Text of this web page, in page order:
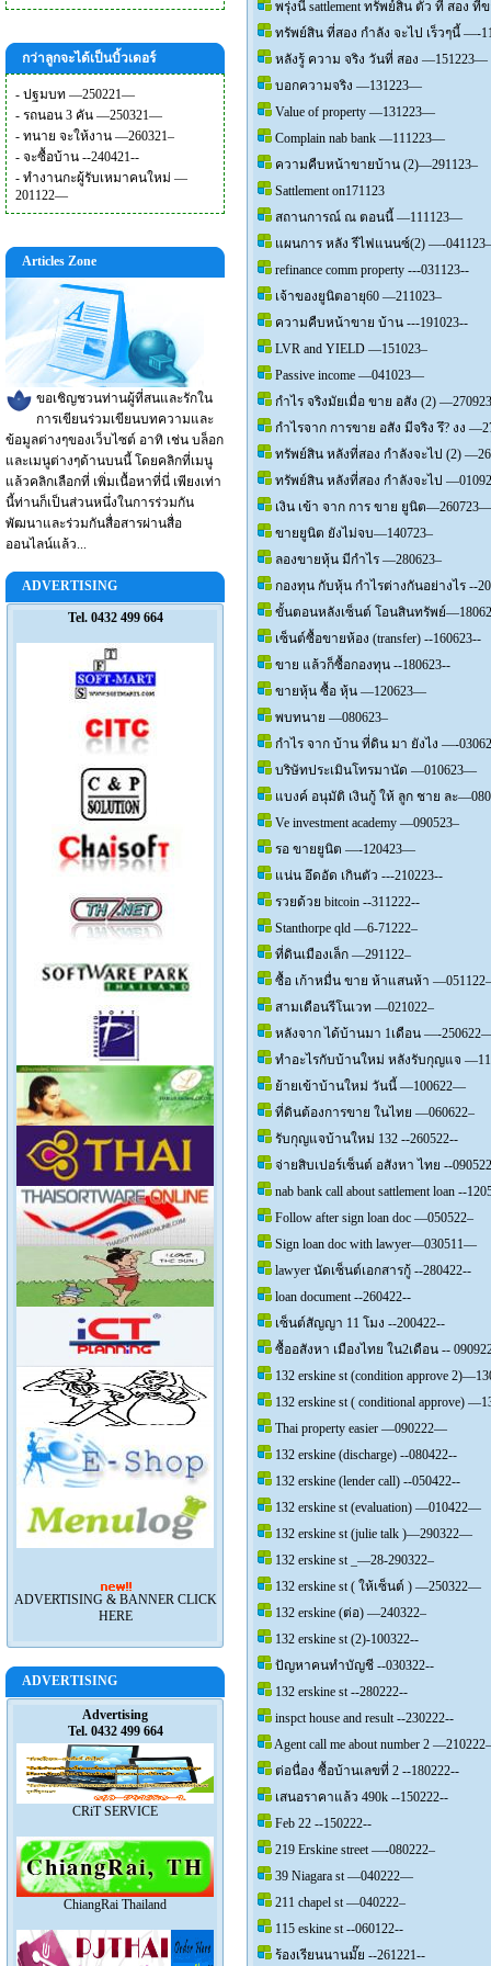
กว่าลูกจะได้เป็นบิ้วเดอร์
- ปฐมบท —250221—
- รถนอน 3 คัน —250321—
- ทนาย จะให้งาน —260321–
- จะซื้อบ้าน --240421--
- ทำงานกะผู้รับเหมาคนใหม่ —
201122—
Articles Zone
ขอเชิญชวนท่านผู้ที่สนและรักใน
การเขียนร่วมเขียนบทความและ
ข้อมูลต่างๆของเว็บไซต์ อาทิ เช่น บล็อก
และเมนูต่างๆด้านบนนี้ โดยคลิกที่เมนู
แล้วคลิกเลือกที่ เพิ่มเนื้อหาที่นี่ เพียงเท่า
นี้ท่านก็เป็นส่วนหนึ่งในการร่วมกัน
พัฒนาและร่วมกันสื่อสารผ่านสื่อ
ออนไลน์แล้ว...
ADVERTISING
Tel. 0432 499 664
ADVERTISING & BANNER CLICK
HERE
ADVERTISING
Advertising
Tel. 0432 499 664
CRiT SERVICE
ChiangRai Thailand
พรุ่งนี้ sattlement ทรัพย์สิน ตัว ที่ สอง
ทรัพย์สิน ที่สอง กำลัง จะไป เร็วๆนี้ —-
หลังรู้ ความ จริง วันที่ สอง —151223—
บอกความจริง —131223—
Value of property —131223—
Complain nab bank —111223—
ความคืบหน้าขายบ้าน (2)—291123–
Sattlement on171123
สถานการณ์ ณ ตอนนี้ —111123—
แผนการ หลัง รีไฟแนนซ์(2) —-
refinance comm property ---031123--
เจ้าของยูนิตอายุ60 —211023–
ความคืบหน้าขาย บ้าน ---191023--
LVR and YIELD —151023–
Passive income —041023—
กำไร จริงมัยเมื่อ ขาย อสัง (2)
กำไรจาก การขาย อสัง มีจริง รึ? งง
ทรัพย์สิน หลังที่สอง กำลังจะไป (2)
ทรัพย์สิน หลังที่สอง กำลังจะไป
เงิน เข้า จาก การ ขาย ยูนิต—260723—
ขายยูนิต ยังไม่จบ—140723–
ลองขายหุ้น มีกำไร —280623–
กองทุน กับหุ้น กำไรต่างกันอย่างไร --
ขั้นตอนหลังเซ็นต์ โอนสินทรัพย์
เซ็นต์ซื้อขายห้อง (transfer) --160623--
ขาย แล้วก็ซื้อกองทุน --180623--
ขายหุ้น ซื้อ หุ้น —120623—
พบทนาย —080623–
กำไร จาก บ้าน ที่ดิน มา ยังไง —-
บริษัทประเมินโทรมานัด —010623—
แบงค์ อนุมัติ เงินกู้ ให้ ลูก ชาย ละ
Ve investment academy —090523–
รอ ขายยูนิต —-120423—
แน่น อึดอัด เกินตัว ---210223--
รวยด้วย bitcoin --311222--
Stanthorpe qld —6-71222–
ที่ดินเมืองเล็ก —291122–
ซื้อ เก้าหมื่น ขาย ห้าแสนห้า
สามเดือนรีโนเวท —021022–
หลังจาก ได้บ้านมา 1เดือน —-
ทำอะไรกับบ้านใหม่ หลังรับกุญแจ
ย้ายเข้าบ้านใหม่ วันนี้ —100622—
ที่ดินต้องการขาย ในไทย —060622–
รับกุญแจบ้านใหม่ 132 --260522--
จ่ายสิบเปอร์เซ็นต์ อสังหา ไทย --
nab bank call about sattlement loan --
Follow after sign loan doc —050522–
Sign loan doc with lawyer—030511—
lawyer นัดเซ็นต์เอกสารกู้ --280422--
loan document --260422--
เซ็นต์สัญญา 11 โมง --200422--
ซื้ออสังหา เมืองไทย ใน2เดือน --
132 erskine st (condition approve
132 erskine st ( conditional approve)
Thai property easier —090222—
132 erskine (discharge) --080422--
132 erskine (lender call) --050422--
132 erskine st (evaluation) —010422—
132 erskine st (julie talk )—290322—
132 erskine st _—28-290322–
132 erskine st ( ให้เซ็นต์ ) —250322—
132 erskine (ต่อ) —240322–
132 erskine st (2)-100322--
ปัญหาคนทำบัญชี --030322--
132 erskine st --280222--
inspct house and result --230222--
Agent call me about number 2 —210222–
ต่อนื่อง ซื้อบ้านเลขที่ 2 --180222--
เสนอราคาแล้ว 490k --150222--
Feb 22 --150222--
219 Erskine street —-080222–
39 Niagara st —040222—
211 chapel st —040222–
115 eskine st --060122--
ร้องเรียนนานมั๊ย --261221--